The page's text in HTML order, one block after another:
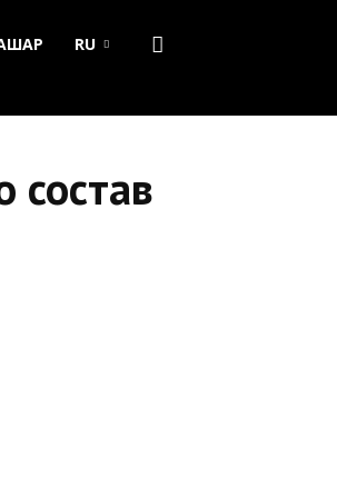
RU
состав